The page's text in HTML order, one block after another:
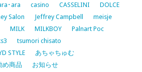
･ara casino CASSELINI
DOLCE
Salon Jeffrey Campbell
meisje
MILK MILKBOY
Palnart Poc
tsumori chisato
STYLE
あちゃちゅむ
め商品
お知らせ